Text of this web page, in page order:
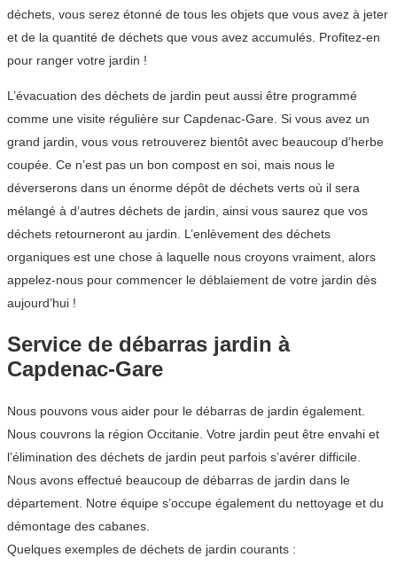
déchets, vous serez étonné de tous les objets que vous avez à jeter
et de la quantité de déchets que vous avez accumulés. Profitez-en
pour ranger votre jardin !
L’évacuation des déchets de jardin peut aussi être programmé
comme une visite régulière sur Capdenac-Gare. Si vous avez un
grand jardin, vous vous retrouverez bientôt avec beaucoup d’herbe
coupée. Ce n’est pas un bon compost en soi, mais nous le
déverserons dans un énorme dépôt de déchets verts où il sera
mélangé à d’autres déchets de jardin, ainsi vous saurez que vos
déchets retourneront au jardin. L’enlèvement des déchets
organiques est une chose à laquelle nous croyons vraiment, alors
appelez-nous pour commencer le déblaiement de votre jardin dès
aujourd’hui !
Service de débarras jardin à
Capdenac-Gare
Nous pouvons vous aider pour le débarras de jardin également.
Nous couvrons la région Occitanie. Votre jardin peut être envahi et
l’élimination des déchets de jardin peut parfois s’avérer difficile.
Nous avons effectué beaucoup de débarras de jardin dans le
département. Notre équipe s’occupe également du nettoyage et du
démontage des cabanes.
Quelques exemples de déchets de jardin courants :